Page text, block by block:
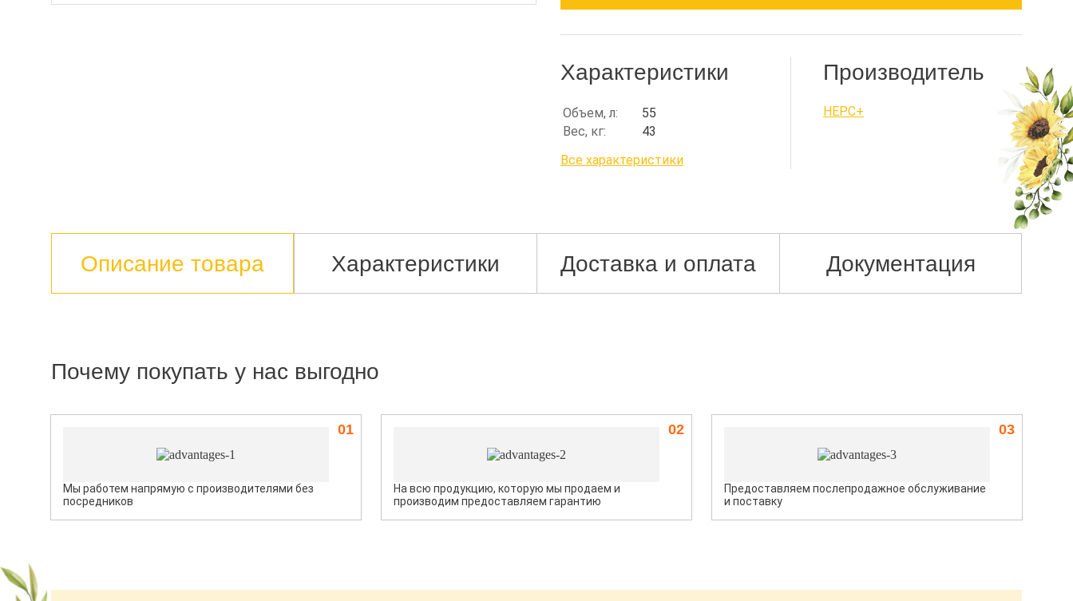
Характеристики
Объем, л:
55
Вес, кг:
43
Все характеристики
Производитель
НЕРС+
Описание товара Характеристики Доставка и оплата Документация
Почему покупать у нас выгодно
Мы работем напрямую с производителями без
посредников
01
На всю продукцию, которую мы продаем и
производим предоставляем гарантию
02
Предоставляем послепродажное обслуживание
и поставку
03